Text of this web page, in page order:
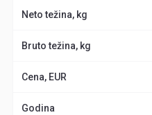
Neto težina, kg
Bruto težina, kg
Cena, EUR
Godina